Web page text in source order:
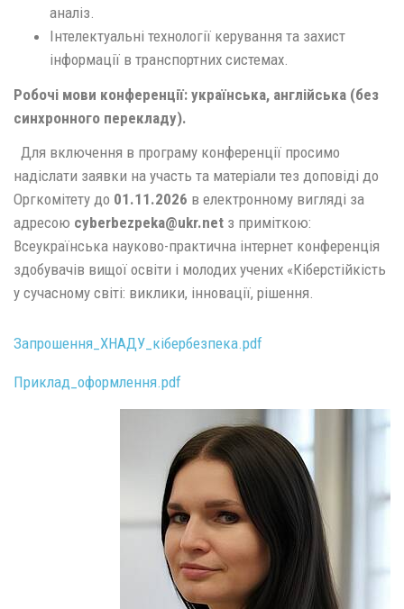
аналіз.
Інтелектуальні технології керування та захист
інформації в транспортних системах.
Робочі мови конференції: українська, англійська (без
синхронного перекладу).
Для включення в програму конференції просимо
надіслати заявки на участь та матеріали тез доповіді до
Оргкомітету до 01.11.2026 в електронному вигляді за
адресою cyberbezpeka@ukr.net з приміткою:
Всеукраїнська науково-практична інтернет конференція
здобувачів вищої освіти і молодих учених «Кіберстійкість
у сучасному світі: виклики, інновації, рішення.
Запрошення_ХНАДУ_кібербезпека.pdf
Приклад_оформлення.pdf